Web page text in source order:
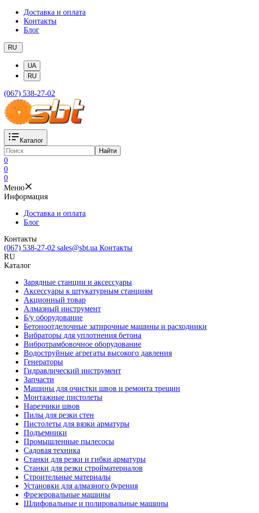
Доставка и оплата
Контакты
Блог
RU
UA
RU
(067) 538-27-02
Каталог
Найти
0
0
0
Меню
Информация
Доставка и оплата
Блог
Контакты
(067) 538-27-02 sales@sbt.ua Контакты
RU
Каталог
Зарядные станции и аксессуары
Аксессуары к штукатурным станциям
Акционный товар
Алмазный инструмент
Б/у оборудование
Бетоноотделочные затирочные машины и расходники
Вибраторы для уплотнения бетона
Вибротрамбовочное оборудование
Водоструйные агрегаты высокого давления
Генераторы
Гидравлический инструмент
Запчасти
Машины для очистки швов и ремонта трещин
Монтажные пистолеты
Нарезчики швов
Пилы для резки стен
Пистолеты для вязки арматуры
Подъемники
Промышленные пылесосы
Садовая техника
Станки для резки и гибки арматуры
Станки для резки стройматериалов
Строительные материалы
Установки для алмазного бурения
Фрезеровальные машины
Шлифовальные и полировальные машины